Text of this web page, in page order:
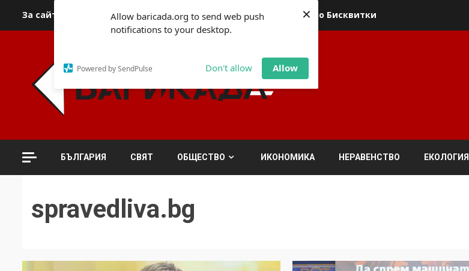
Allow baricada.org to send web push
notifications to your desktop.
Powered by SendPulse Don't allow Allow
×
За сайта За контакти За реклама Политика относно Бисквитки
БЪЛГАРИЯ СВЯТ ОБЩЕСТВО ИКОНОМИКА НЕРАВЕНСТВО ЕКОЛОГИЯ
spravedliva.bg